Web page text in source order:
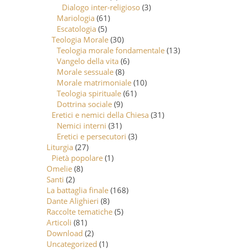
Dialogo inter-religioso (3)
Mariologia (61)
Escatologia (5)
Teologia Morale (30)
Teologia morale fondamentale (13)
Vangelo della vita (6)
Morale sessuale (8)
Morale matrimoniale (10)
Teologia spirituale (61)
Dottrina sociale (9)
Eretici e nemici della Chiesa (31)
Nemici interni (31)
Eretici e persecutori (3)
Liturgia (27)
Pietà popolare (1)
Omelie (8)
Santi (2)
La battaglia finale (168)
Dante Alighieri (8)
Raccolte tematiche (5)
Articoli (81)
Download (2)
Uncategorized (1)